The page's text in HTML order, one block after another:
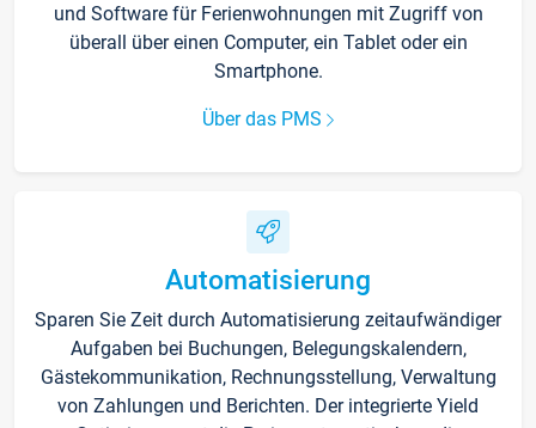
und Software für Ferienwohnungen mit Zugriff von
überall über einen Computer, ein Tablet oder ein
Smartphone.
Über das PMS
Automatisierung
Sparen Sie Zeit durch Automatisierung zeitaufwändiger
Aufgaben bei Buchungen, Belegungskalendern,
Gästekommunikation, Rechnungsstellung, Verwaltung
von Zahlungen und Berichten. Der integrierte Yield